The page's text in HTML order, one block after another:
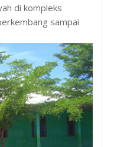
di kompleks
sampai